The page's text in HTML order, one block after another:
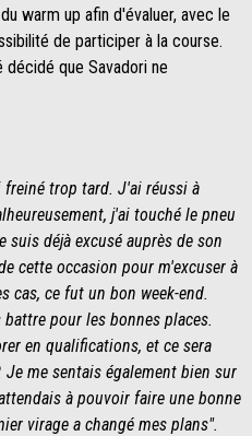
warm up afin d'évaluer, avec le
de participer à la course.
que Savadori ne
freiné trop tard. J'ai réussi à
j'ai touché le pneu
suis déjà excusé auprès de son
cette occasion pour m'excuser à
cas, ce fut un bon week-end.
pour les bonnes places.
en qualifications, et ce sera
me sentais également bien sur
à pouvoir faire une bonne
virage a changé mes plans".